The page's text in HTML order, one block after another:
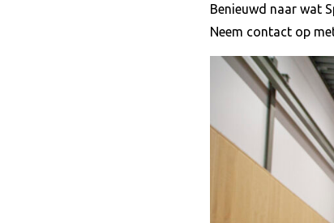
Benieuwd naar wat
Neem contact op